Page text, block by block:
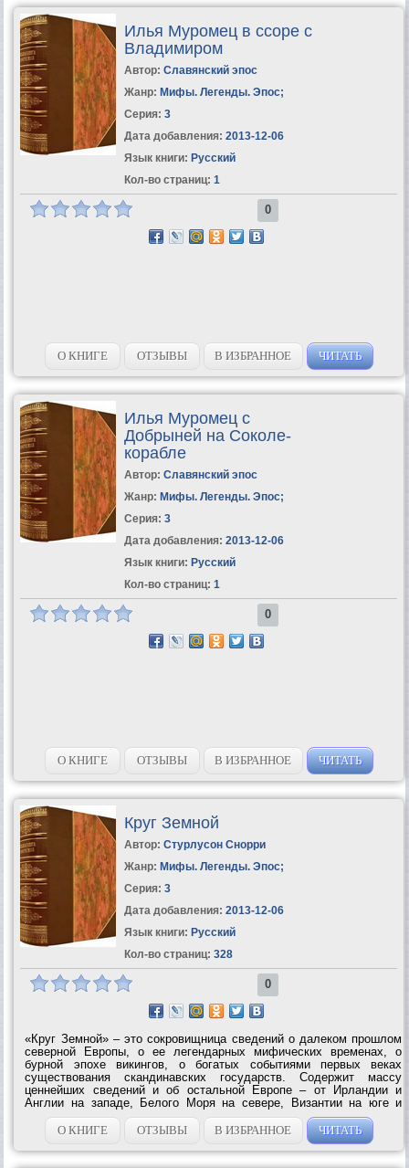
Илья Муромец в ссоре с
Владимиром
Автор: Славянский эпос
Жанр: Мифы. Легенды. Эпос;
Серия: 3
Дата добавления: 2013-12-06
Язык книги: Русский
Кол-во страниц: 1
0
О КНИГЕ ОТЗЫВЫ В ИЗБРАННОЕ ЧИТАТЬ
Илья Муромец с
Добрыней на Соколе-
корабле
Автор: Славянский эпос
Жанр: Мифы. Легенды. Эпос;
Серия: 3
Дата добавления: 2013-12-06
Язык книги: Русский
Кол-во страниц: 1
0
О КНИГЕ ОТЗЫВЫ В ИЗБРАННОЕ ЧИТАТЬ
Круг Земной
Автор: Стурлусон Снорри
Жанр: Мифы. Легенды. Эпос;
Серия: 3
Дата добавления: 2013-12-06
Язык книги: Русский
Кол-во страниц: 328
0
«Круг Земной» – это сокровищница сведений о далеком прошлом
северной Европы, о ее легендарных мифических временах, о
бурной эпохе викингов, о богатых событиями первых веках
существования скандинавских государств. Содержит массу
ценнейших сведений и об остальной Европе – от Ирландии и
Англии на западе, Белого Моря на севере, Византии на юге и
Киевской Руси на...
О КНИГЕ
ОТЗЫВЫ В ИЗБРАННОЕ ЧИТАТЬ